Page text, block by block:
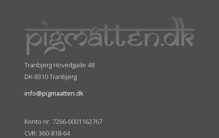
Tranbjerg Hovedgade 48
DK-8310 Tranbjerg
info@pigmaatten.dk
Konto nr. 7266-0001162767
CVR: 360-818-64